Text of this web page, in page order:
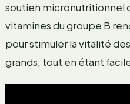
soutien micronutritionnel
vitamines du groupe B
pour stimuler la vitalité
grands, tout en étant